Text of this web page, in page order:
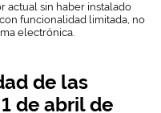
actual sin haber instalado
funcionalidad limitada, no
electrónica.
de las
de abril de